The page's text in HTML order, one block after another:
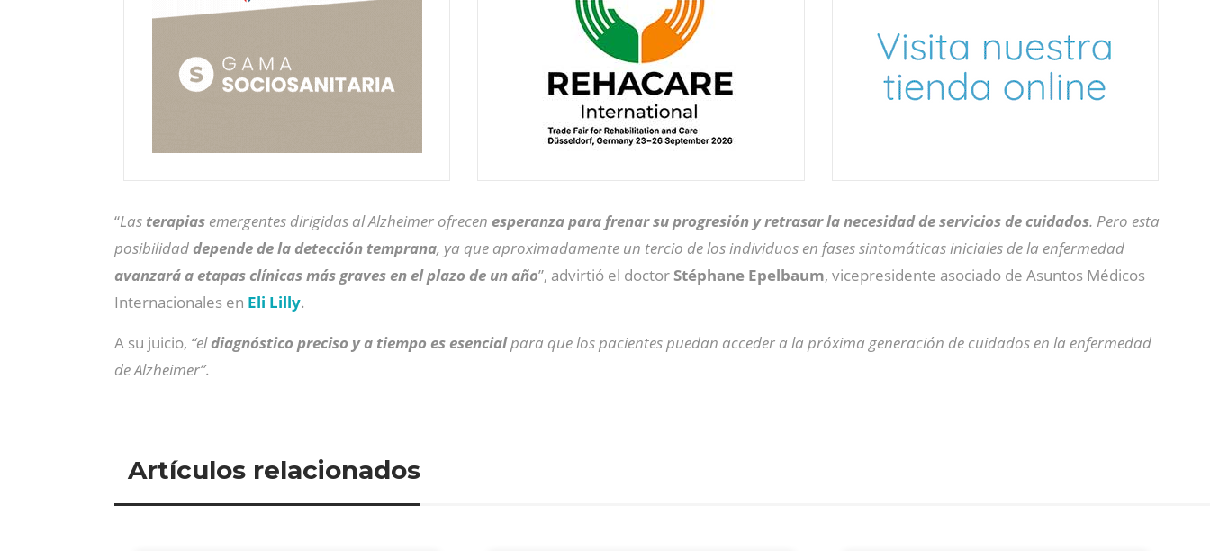
“Las terapias emergentes dirigidas al Alzheimer ofrecen esperanza para frenar su progresión y retrasar la necesidad de servicios de cuidados. Pero esta
posibilidaddepende de la detección temprana, ya que aproximadamente un tercio de los individuos en fases sintomáticas iniciales de la enfermedad
avanzará a etapas clínicas más graves en el plazo de un año”, advirtió el doctorStéphane Epelbaum, vicepresidente asociado de Asuntos Médicos
Internacionales en Eli Lilly.
A su juicio, “eldiagnóstico preciso y a tiempo es esencialpara que los pacientes puedan acceder a la próxima generación de cuidados en la enfermedad
de Alzheimer”.
Artículos relacionados